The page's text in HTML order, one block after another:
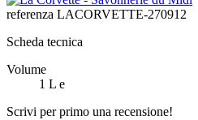
referenza LACORVETTE-270912
Scheda tecnica
Volume
1 L e
Scrivi per primo una recensione!